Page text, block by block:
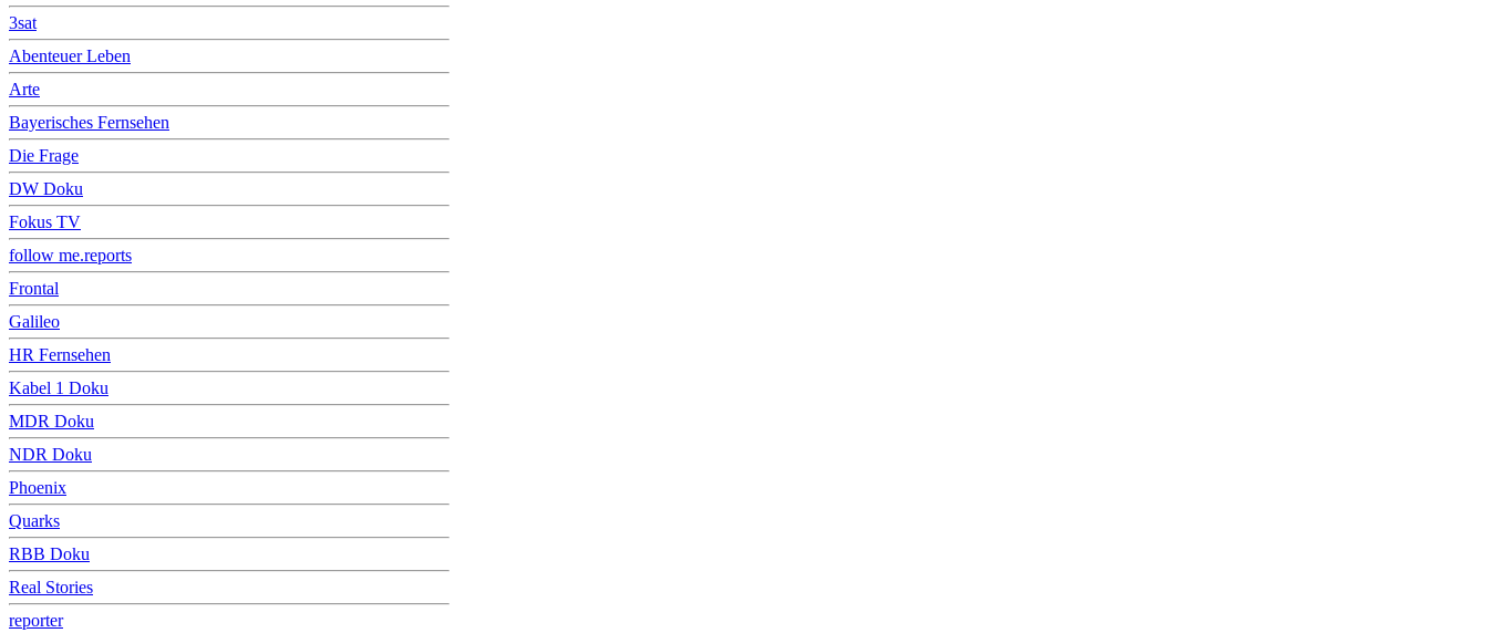
3sat
Abenteuer Leben
Arte
Bayerisches Fernsehen
Die Frage
DW Doku
Fokus TV
follow me.reports
Frontal
Galileo
HR Fernsehen
Kabel 1 Doku
MDR Doku
NDR Doku
Phoenix
Quarks
RBB Doku
Real Stories
reporter